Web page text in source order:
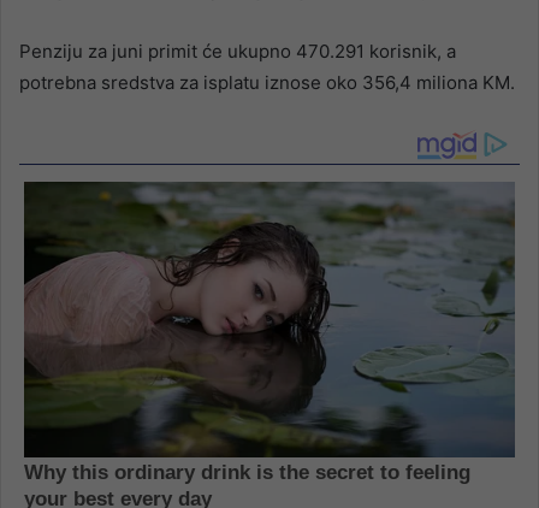
Penziju za juni primit će ukupno 470.291 korisnik, a
potrebna sredstva za isplatu iznose oko 356,4 miliona KM.